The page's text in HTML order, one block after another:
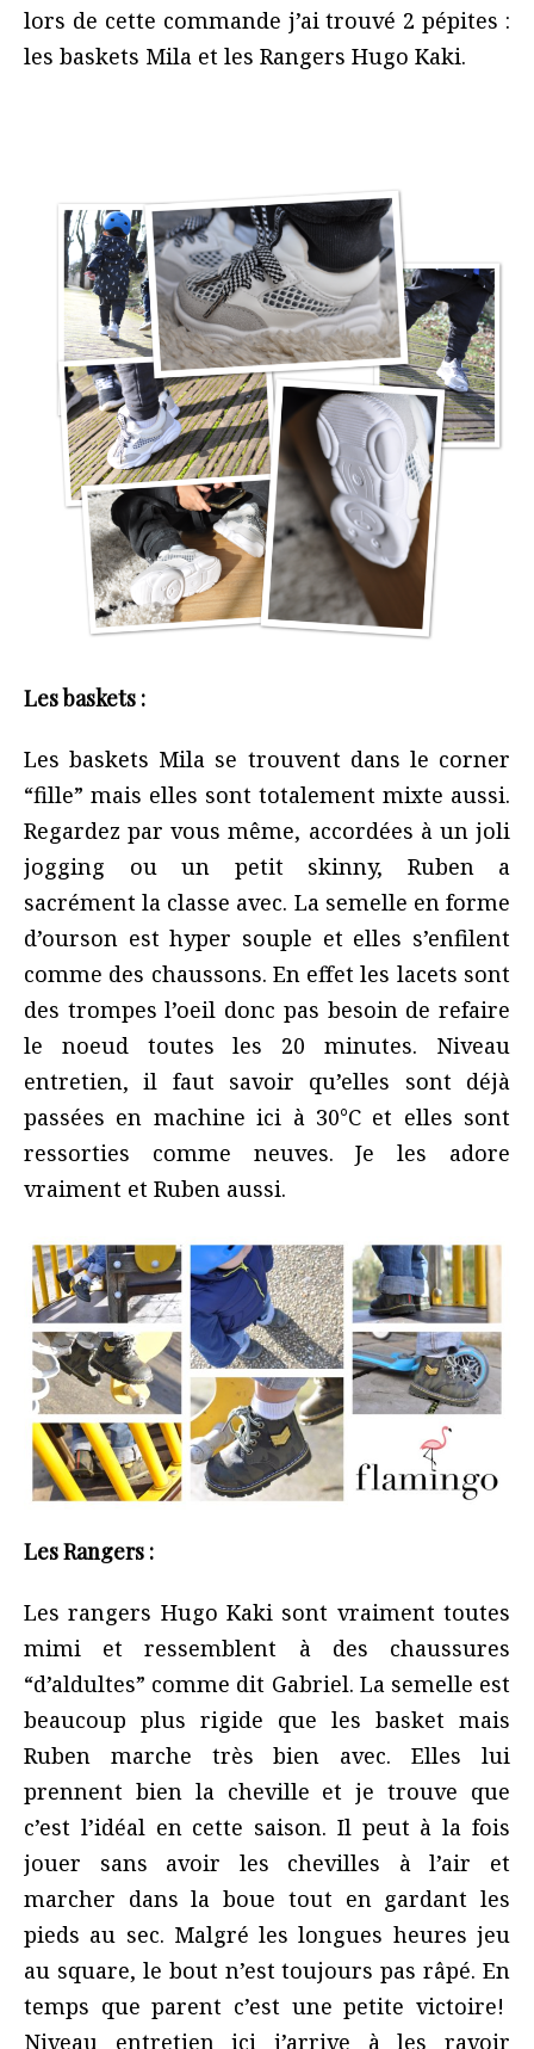
lors de cette commande j’ai trouvé 2 pépites :
les baskets Mila et les Rangers Hugo Kaki.
Les baskets :
Les baskets Mila se trouvent dans le corner
“fille” mais elles sont totalement mixte aussi.
Regardez par vous même, accordées à un joli
jogging ou un petit skinny, Ruben a
sacrément la classe avec. La semelle en forme
d’ourson est hyper souple et elles s’enfilent
comme des chaussons. En effet les lacets sont
des trompes l’oeil donc pas besoin de refaire
le noeud toutes les 20 minutes. Niveau
entretien, il faut savoir qu’elles sont déjà
passées en machine ici à 30°C et elles sont
ressorties comme neuves. Je les adore
vraiment et Ruben aussi.
Les Rangers :
Les rangers Hugo Kaki sont vraiment toutes
mimi et ressemblent à des chaussures
“d’aldultes” comme dit Gabriel. La semelle est
beaucoup plus rigide que les basket mais
Ruben marche très bien avec. Elles lui
prennent bien la cheville et je trouve que
c’est l’idéal en cette saison. Il peut à la fois
jouer sans avoir les chevilles à l’air et
marcher dans la boue tout en gardant les
pieds au sec. Malgré les longues heures jeu
au square, le bout n’est toujours pas râpé. En
temps que parent c’est une petite victoire!
Niveau entretien ici j’arrive à les ravoir